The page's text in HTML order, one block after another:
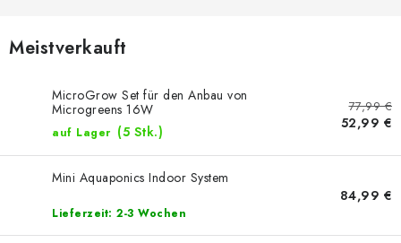
MICROGREENS
SMARTER GARTEN
Geschäftsbewertung Kaufberatung
Kontakt
Datenschutzerklärung Impressum
Meistverkauft
MicroGrow Set für den Anbau von
Microgreens 16W
auf Lager (5 Stk.)
77,99 €
52,99 €
Mini Aquaponics Indoor System
Lieferzeit: 2-3 Wochen
84,99 €